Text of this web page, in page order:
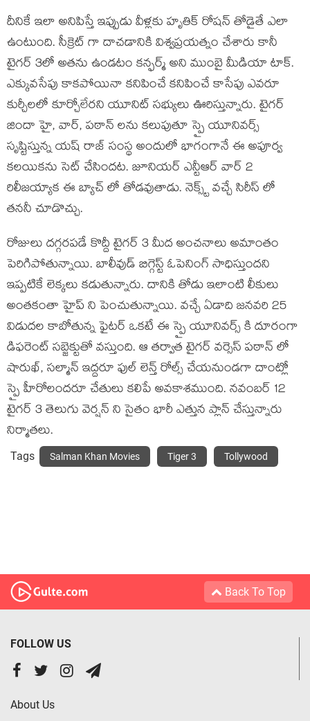
దీనికే ఇలా అనిపిస్తే ఇప్పుడు వీళ్లకు హృతిక్ రోషన్ తోడైతే ఎలా
ఉంటుంది. సీక్రెట్ గా దాచడానికి విశ్వప్రయత్నం చేశారు కానీ
టైగర్ 3లో అతను ఉండటం కన్ఫర్మ్ అని ముంబై మీడియా టాక్.
ఎక్కువసేపు కాకపోయినా కనిపించే కనిపించే కాసేపు ఎవరూ
కుర్చీలలో కూర్చోలేరని యూనిట్ సభ్యులు ఊరిస్తున్నారు. టైగర్
జిందా హై, వార్, పఠాన్ లను కలుపుతూ స్పై యూనివర్స్
సృష్టిస్తున్న యష్ రాజ్ సంస్థ అందులో భాగంగానే ఈ అపూర్వ
కలయికను సెట్ చేసిందట. జూనియర్ ఎన్టీఆర్ వార్ 2
రిలీజయ్యాక ఈ బ్యాచ్ లో తోడవుతాడు. నెక్స్ట్ వచ్చే సిరీస్ లో
తననీ చూడొచ్చు.
రోజులు దగ్గరపడే కొద్దీ టైగర్ 3 మీద అంచనాలు అమాంతం
పెరిగిపోతున్నాయి. బాలీవుడ్ బిగ్గెస్ట్ ఓపెనింగ్ సాధిస్తుందని
ఇప్పటికే లెక్కలు కడుతున్నారు. దానికి తోడు ఇలాంటి లీకులు
అంతకంతా హైప్ ని పెంచుతున్నాయి. వచ్చే ఏడాది జనవరి 25
విడుదల కాబోతున్న ఫైటర్ ఒకటే ఈ స్పై యూనివర్స్ కి దూరంగా
డిఫరెంట్ సబ్జెక్టుతో వస్తుంది. ఆ తర్వాత టైగర్ వర్సెస్ పఠాన్ లో
షారుఖ్, సల్మాన్ ఇద్దరూ ఫుల్ లెన్త్ రోల్స్ చేయనుండగా దాంట్లో
స్పై హీరోలందరూ చేతులు కలిపే అవకాశముంది. నవంబర్ 12
టైగర్ 3 తెలుగు వెర్షన్ ని సైతం భారీ ఎత్తున ప్లాన్ చేస్తున్నారు
నిర్మాతలు.
Tags Salman Khan Movies Tiger 3 Tollywood
Back To Top
FOLLOW US
About Us